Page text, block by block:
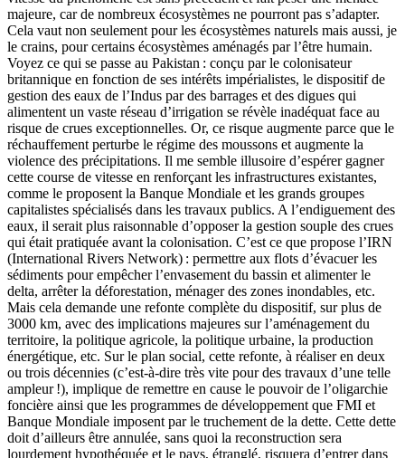
majeure, car de nombreux écosystèmes ne pourront pas s’adapter.
Cela vaut non seulement pour les écosystèmes naturels mais aussi, je
le crains, pour certains écosystèmes aménagés par l’être humain.
Voyez ce qui se passe au Pakistan : conçu par le colonisateur
britannique en fonction de ses intérêts impérialistes, le dispositif de
gestion des eaux de l’Indus par des barrages et des digues qui
alimentent un vaste réseau d’irrigation se révèle inadéquat face au
risque de crues exceptionnelles. Or, ce risque augmente parce que le
réchauffement perturbe le régime des moussons et augmente la
violence des précipitations. Il me semble illusoire d’espérer gagner
cette course de vitesse en renforçant les infrastructures existantes,
comme le proposent la Banque Mondiale et les grands groupes
capitalistes spécialisés dans les travaux publics. A l’endiguement des
eaux, il serait plus raisonnable d’opposer la gestion souple des crues
qui était pratiquée avant la colonisation. C’est ce que propose l’IRN
(International Rivers Network) : permettre aux flots d’évacuer les
sédiments pour empêcher l’envasement du bassin et alimenter le
delta, arrêter la déforestation, ménager des zones inondables, etc.
Mais cela demande une refonte complète du dispositif, sur plus de
3000 km, avec des implications majeures sur l’aménagement du
territoire, la politique agricole, la politique urbaine, la production
énergétique, etc. Sur le plan social, cette refonte, à réaliser en deux
ou trois décennies (c’est-à-dire très vite pour des travaux d’une telle
ampleur !), implique de remettre en cause le pouvoir de l’oligarchie
foncière ainsi que les programmes de développement que FMI et
Banque Mondiale imposent par le truchement de la dette. Cette dette
doit d’ailleurs être annulée, sans quoi la reconstruction sera
lourdement hypothéquée et le pays, étranglé, risquera d’entrer dans